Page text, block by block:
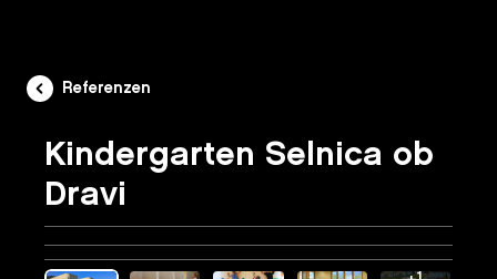
Referenzen
Kindergarten Selnica ob
Dravi